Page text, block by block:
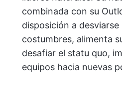
combinada con su
disposición a desviarse
costumbres, alimenta
desafiar el statu quo,
equipos hacia nuevas